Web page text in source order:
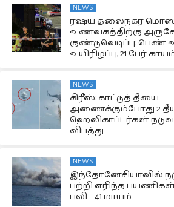
NEWS
ரஷ்ய தலைநகர்
உணவகத்திற்கு
குண்டுவெடிப்பு: பெண்
உயிரிழப்பு; 21 பேர்
NEWS
கிரீஸ்: காட்டுத் தீயை
அணைக்கும்போது 2
ஹெலிகாப்டர்கள்
விபத்து
NEWS
இந்தோனேசியாவில்
பற்றி எரிந்த பயணிகள்
பலி – 41 மாயம்